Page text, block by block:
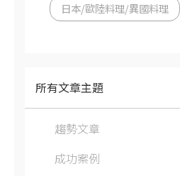
日本/歐陸料理/異國料理
所有文章主題
趨勢文章
成功案例